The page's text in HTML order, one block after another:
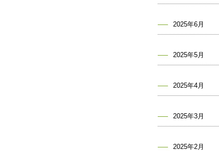
2025年6月
2025年5月
2025年4月
2025年3月
2025年2月